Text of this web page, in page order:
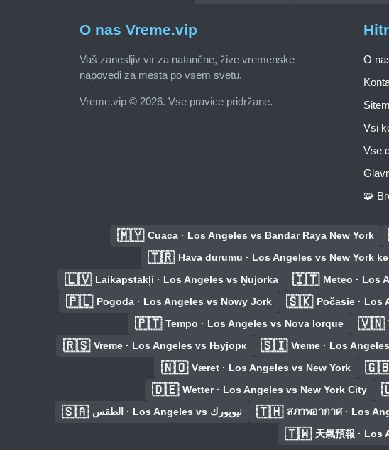
O nas Vreme.vip
Vaš zanesljiv vir za natančne, žive vremenske
napovedi za mesta po vsem svetu.
Vreme.vip © 2026. Vse pravice pridržane.
O
Vsi
Vse
🧩
🇲🇾 Cuaca · Los Angeles vs Bandar Raya New York
🇹🇷 Hava durumu · Los Angeles vs New York
🇱🇻 Laikapstākļi · Los Angeles vs Ņujorka 🇮🇹 Meteo · Los
🇵🇱 Pogoda · Los Angeles vs Nowy Jork 🇸🇰 Počasie · Los
🇵🇹 Tempo · Los Angeles vs Nova Iorque 🇻🇳
🇷🇸 Vreme · Los Angeles vs Њујорк 🇸🇮 Vreme · Los
🇳🇴 Været · Los Angeles vs New York
🇩🇪 Wetter · Los Angeles vs New York City
🇸🇦 الطقس · Los Angeles vs نيويورك 🇹🇭 สภาพอากาศ · Los
🇹🇼 天氣預報 · Los